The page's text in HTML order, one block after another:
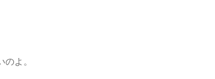
よ。